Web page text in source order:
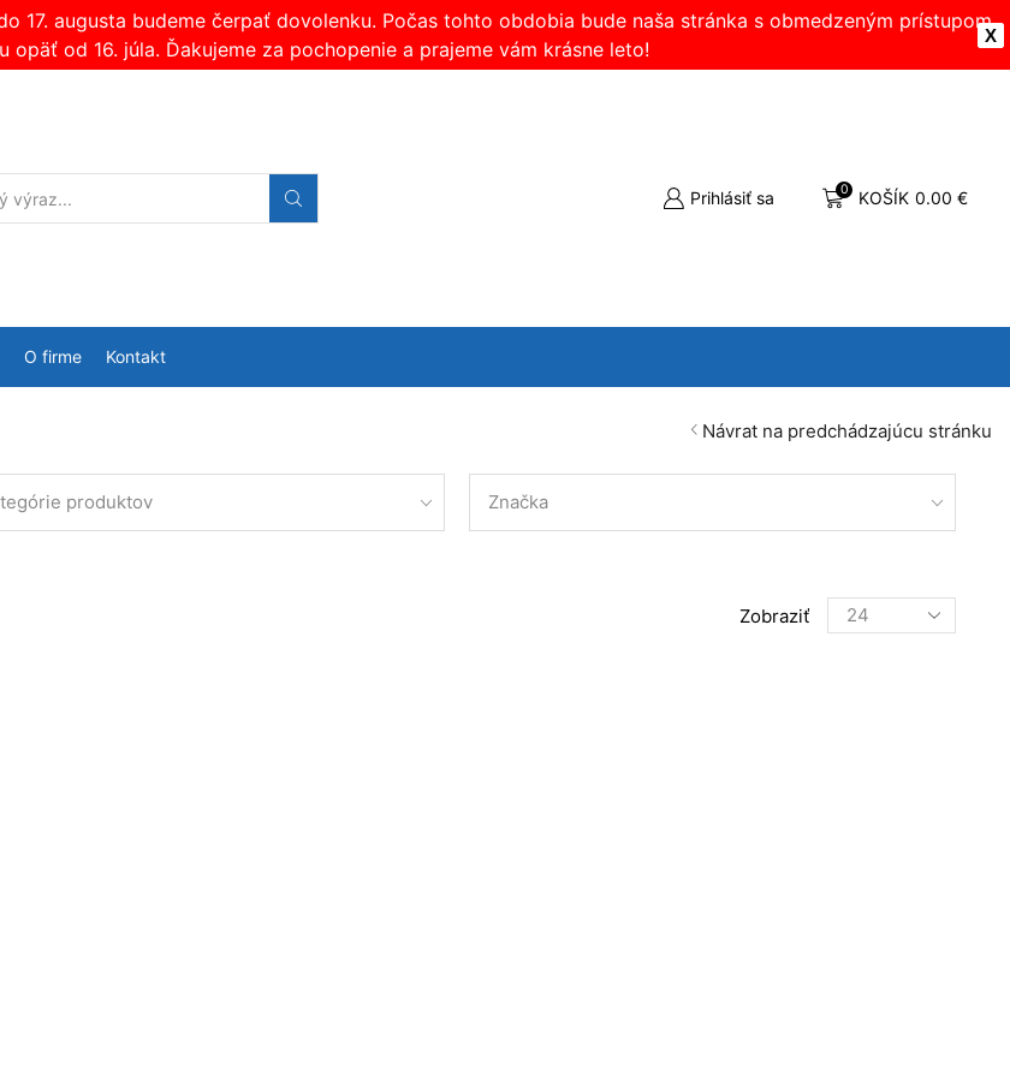
X
17. augusta budeme čerpať dovolenku. Počas tohto obdobia bude naša stránka s obmedzeným prístupom.
opäť od 16. júla. Ďakujeme za pochopenie a prajeme vám krásne leto!
Prihlásiť sa 0 KOŠÍK 0.00 €
O firme Kontakt
Návrat na predchádzajúcu stránku
produktov Značka
Zobraziť
Products
per